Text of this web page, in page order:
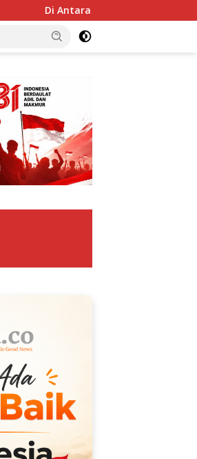
Di Antara Menghilang dan Rebahan,